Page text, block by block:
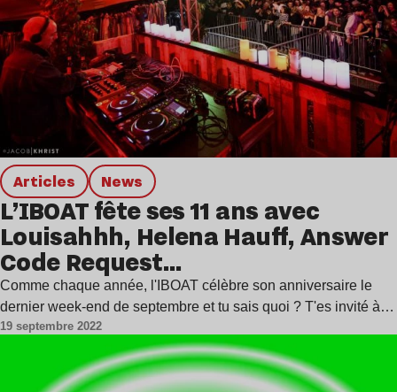
Articles news
L’IBOAT fête ses 11 ans avec
Louisahhh, Helena Hauff, Answer
Code Request…
Comme chaque année, l'IBOAT célèbre son anniversaire le
dernier week-end de septembre et tu sais quoi ? T'es invité à…
19 septembre 2022